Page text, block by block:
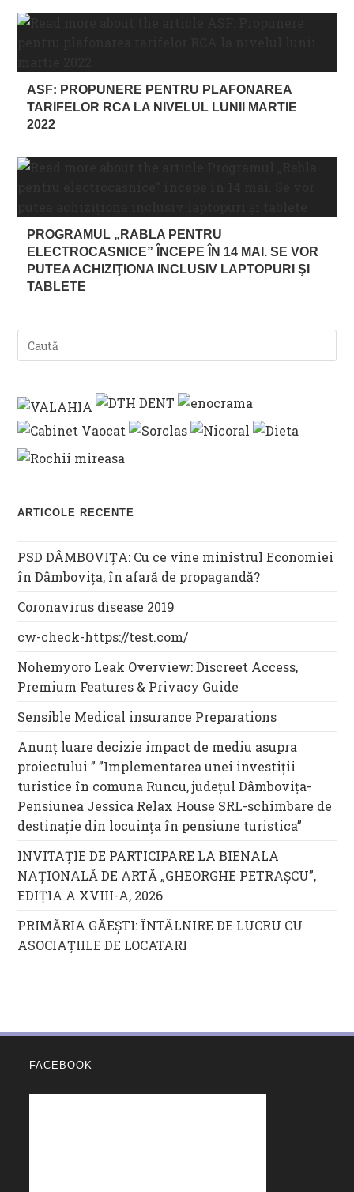
ASF: PROPUNERE PENTRU PLAFONAREA
TARIFELOR RCA LA NIVELUL LUNII MARTIE
2022
PROGRAMUL „RABLA PENTRU
ELECTROCASNICE” ÎNCEPE ÎN 14 MAI. SE VOR
PUTEA ACHIZIŢIONA INCLUSIV LAPTOPURI ŞI
TABLETE
ARTICOLE RECENTE
PSD DÂMBOVIȚA: Cu ce vine ministrul Economiei
în Dâmbovița, în afară de propagandă?
Coronavirus disease 2019
cw-check-https://test.com/
Nohemyoro Leak Overview: Discreet Access,
Premium Features & Privacy Guide
Sensible Medical insurance Preparations
Anunț luare decizie impact de mediu asupra
proiectului ” ”Implementarea unei investiții
turistice în comuna Runcu, județul Dâmbovița-
Pensiunea Jessica Relax House SRL-schimbare de
destinație din locuința în pensiune turistica”
INVITAȚIE DE PARTICIPARE LA BIENALA
NAȚIONALĂ DE ARTĂ „GHEORGHE PETRAȘCU”,
EDIŢIA A XVIII-A, 2026
PRIMĂRIA GĂEȘTI: ÎNTÂLNIRE DE LUCRU CU
ASOCIAȚIILE DE LOCATARI
FACEBOOK